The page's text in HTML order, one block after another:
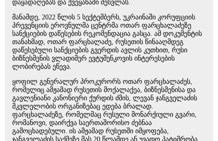
დაყადაღებას და ქვეყანაში შესვლას.
მანამდე, 2022 წლის 5 სექტემბერს, უკრაინაში კორუფციის
პრევენციის ეროვნულმა ცენტრმა ოთარ ფარცხალაძეზე
სანქციების დაწესების რეკომენდაცია გასცა. ამ დოკუმენტის
თანახმად, ოთარ ფარცხალაძე, რუსეთის წინააღმდეგ
დაწესებული სანქციების გვერდის ავლის კუთხით, რუსი
ბიზნესმენის ვლადიმერ ევტუშენკოვის ინტერესების
ლობირებას ეწევა.
ყოფილ გენერალურ პროკურორს ოთარ ფარცხალაძეს,
რომელიც ამჟამად რუსეთის მოქალაქეა, ბიზნესმენისა და
გავლენიანი კანონიერი ქურდის ძმის, ლევან ჯანგველაძის
მკვლელობის ორგანიზებაც ედება ბრალად.
ფარცხალაძეზე, რომელმაც რუსული მონარქიული გვარი,
რომანოვი, დაირქვა საერთაშორისო ძებნაა
გამოცხადებული. ის ამჟამად რუსეთში იმყოფება,
ჯანგველაძის საქმეზე მას 20 წლამდე ან უვადო პატიმრობა